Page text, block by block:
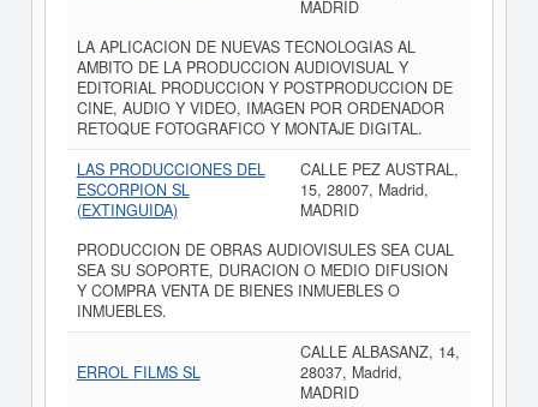
MADRID
LA APLICACION DE NUEVAS TECNOLOGIAS AL
AMBITO DE LA PRODUCCION AUDIOVISUAL Y
EDITORIAL PRODUCCION Y POSTPRODUCCION DE
CINE, AUDIO Y VIDEO, IMAGEN POR ORDENADOR
RETOQUE FOTOGRAFICO Y MONTAJE DIGITAL.
LAS PRODUCCIONES DEL
ESCORPION SL
(EXTINGUIDA)
CALLE PEZ AUSTRAL,
15, 28007, Madrid,
MADRID
PRODUCCION DE OBRAS AUDIOVISULES SEA CUAL
SEA SU SOPORTE, DURACION O MEDIO DIFUSION
Y COMPRA VENTA DE BIENES INMUEBLES O
INMUEBLES.
ERROL FILMS SL
CALLE ALBASANZ, 14,
28037, Madrid,
MADRID